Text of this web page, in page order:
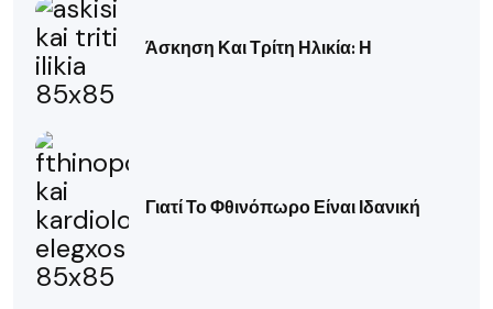
Άσκηση Και Τρίτη Ηλικία: Η
Γιατί Το Φθινόπωρο Είναι Ιδανική